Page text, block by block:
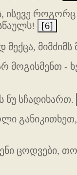
ისევე
[6]
მიმძიმს
მოგისმენთ -
ნუ სჩადიხართ.
ცოდვები,